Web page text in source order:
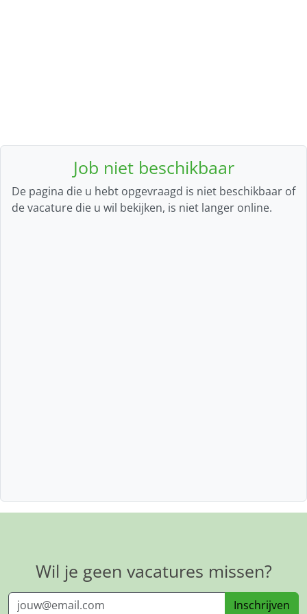
Job niet beschikbaar
De pagina die u hebt opgevraagd is niet beschikbaar of
de vacature die u wil bekijken, is niet langer online.
Wil je geen vacatures missen?
Inschrijven